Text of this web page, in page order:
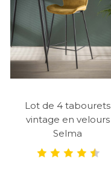
Lot de 4 tabourets
vintage en velours
Selma